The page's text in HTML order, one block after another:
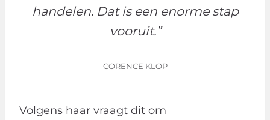
handelen. Dat is een enorme stap
vooruit.”
CORENCE KLOP
Volgens haar vraagt dit om